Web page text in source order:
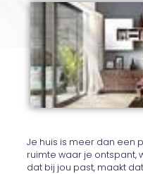
Je huis is meer dan een
ruimte waar je ontspant,
dat bij jou past, maakt